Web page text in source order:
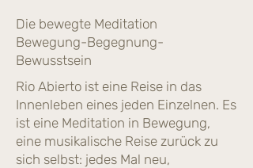
Die bewegte Meditation
Bewegung-Begegnung-
Bewusstsein
Rio Abierto ist eine Reise in das
Innenleben eines jeden Einzelnen. Es
ist eine Meditation in Bewegung,
eine musikalische Reise zurück zu
sich selbst: jedes Mal neu,